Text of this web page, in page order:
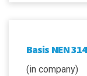
Basis NEN
(in company)